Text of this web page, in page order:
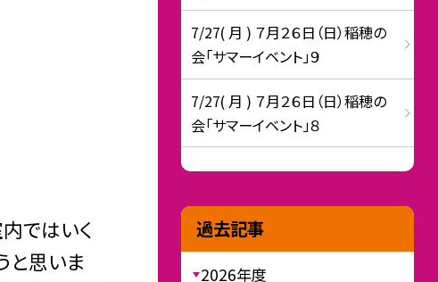
ではいく
と思いま
7/27( 月 ) ７月２６日（日）稲穂の
会「サマーイベント」９
7/27( 月 ) ７月２６日（日）稲穂の
会「サマーイベント」８
過去記事
2026年度